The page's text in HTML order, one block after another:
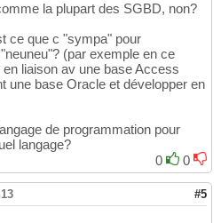
la plupart des SGBD, non?
ce que c "sympa" pour
(par exemple en ce
liaison av une base Access
une base Oracle et développer en
de programmation pour
langage?
0
0
#5